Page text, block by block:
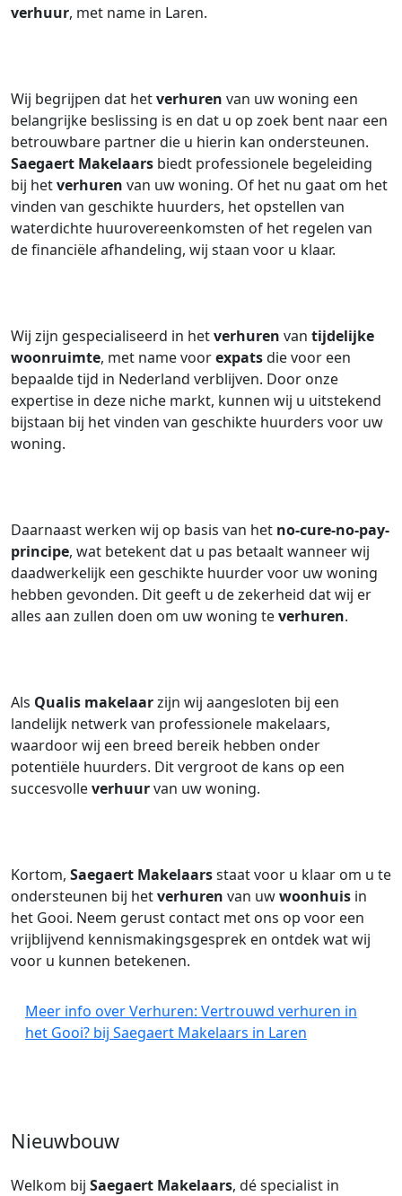
verhuur, met name in Laren.
Wij begrijpen dat hetverhuren van uw woning een
belangrijke beslissing is en dat u op zoek bent naar een
betrouwbare partner die u hierin kan ondersteunen.
Saegaert Makelaars biedt professionele begeleiding
bij hetverhuren van uw woning. Of het nu gaat om het
vinden van geschikte huurders, het opstellen van
waterdichte huurovereenkomsten of het regelen van
de financiële afhandeling, wij staan voor u klaar.
Wij zijn gespecialiseerd in hetverhuren van tijdelijke
woonruimte, met name voorexpatsdie voor een
bepaalde tijd in Nederland verblijven. Door onze
expertise in deze niche markt, kunnen wij u uitstekend
bijstaan bij het vinden van geschikte huurders voor uw
woning.
Daarnaast werken wij op basis van het no-cure-no-pay-
principe, wat betekent dat u pas betaalt wanneer wij
daadwerkelijk een geschikte huurder voor uw woning
hebben gevonden. Dit geeft u de zekerheid dat wij er
alles aan zullen doen om uw woning teverhuren.
Als Qualis makelaarzijn wij aangesloten bij een
landelijk netwerk van professionele makelaars,
waardoor wij een breed bereik hebben onder
potentiële huurders. Dit vergroot de kans op een
succesvolleverhuurvan uw woning.
Kortom, Saegaert Makelaarsstaat voor u klaar om u te
ondersteunen bij hetverhuren van uwwoonhuis in
het Gooi. Neem gerust contact met ons op voor een
vrijblijvend kennismakingsgesprek en ontdek wat wij
voor u kunnen betekenen.
Meer info over Verhuren: Vertrouwd verhuren in
het Gooi? bij Saegaert Makelaars in Laren
Nieuwbouw
Welkom bij Saegaert Makelaars, dé specialist in